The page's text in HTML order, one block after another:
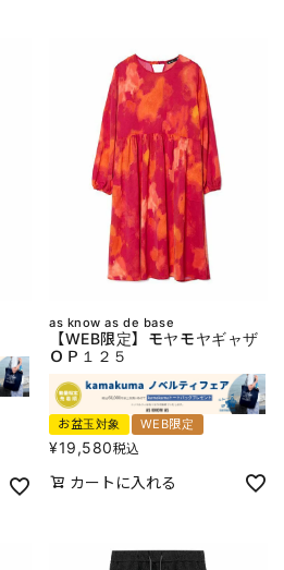
as know as de base
【WEB限定】モヤモヤギャザ
ＯＰ１２５
お盆玉対象 WEB限定
¥19,580税込
カートに入れる